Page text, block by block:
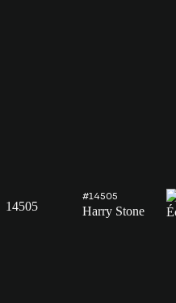
14505
#14505
Harry Stone